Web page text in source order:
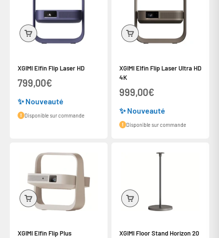
XGIMI Elfin Flip Laser HD
Prix de vente
799,00€
✨ Nouveauté
Disponible sur commande
XGIMI Elfin Flip Laser Ultra HD
4K
Prix de vente
999,00€
✨ Nouveauté
Disponible sur commande
XGIMI Elfin Flip Plus
XGIMI Floor Stand Horizon 20